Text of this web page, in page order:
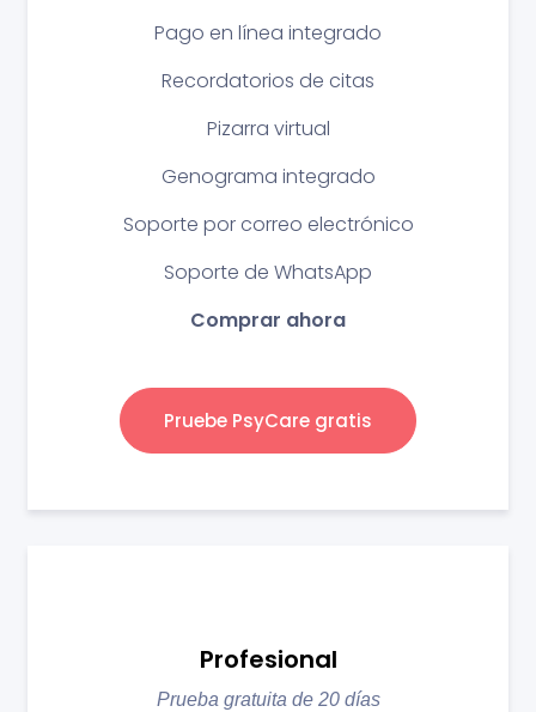
Pago en línea integrado
Recordatorios de citas
Pizarra virtual
Genograma integrado
Soporte por correo electrónico
Soporte de WhatsApp
Comprar ahora
Pruebe PsyCare gratis
Profesional
Prueba gratuita de 20 días